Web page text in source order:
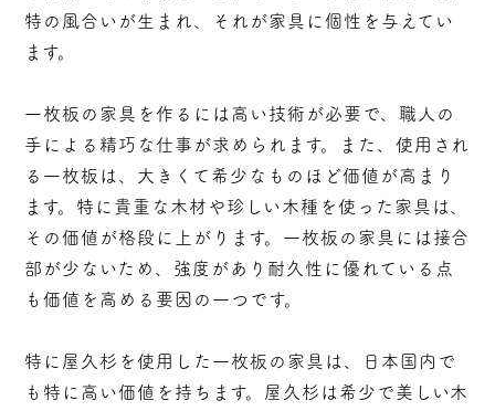
特の風合いが生まれ、それが家具に個性を与えてい
ます。
一枚板の家具を作るには高い技術が必要で、職人の
手による精巧な仕事が求められます。また、使用され
る一枚板は、大きくて希少なものほど価値が高まり
ます。特に貴重な木材や珍しい木種を使った家具は、
その価値が格段に上がります。一枚板の家具には接合
部が少ないため、強度があり耐久性に優れている点
も価値を高める要因の一つです。
特に屋久杉を使用した一枚板の家具は、日本国内で
も特に高い価値を持ちます。屋久杉は希少で美しい木